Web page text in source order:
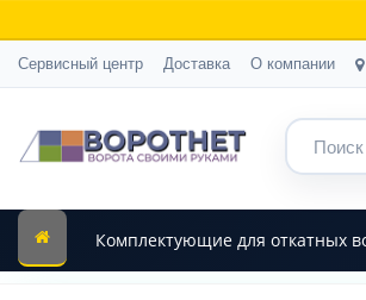
Сервисный центр Доставка О компании
Комплектующие для откатных